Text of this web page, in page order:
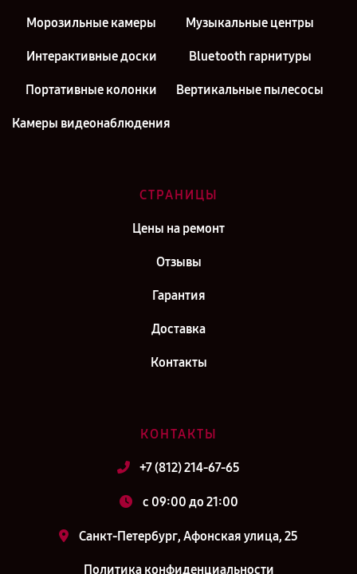
Морозильные камеры Музыкальные центры
Интерактивные доски Bluetooth гарнитуры
Портативные колонки Вертикальные пылесосы
Камеры видеонаблюдения
СТРАНИЦЫ
Цены на ремонт
Отзывы
Гарантия
Доставка
Контакты
КОНТАКТЫ
+7 (812) 214-67-65
c 09:00 до 21:00
Санкт-Петербург, Афонская улица, 25
Политика конфиденциальности